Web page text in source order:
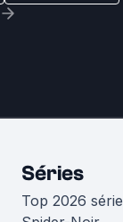
Séries
Top 2026